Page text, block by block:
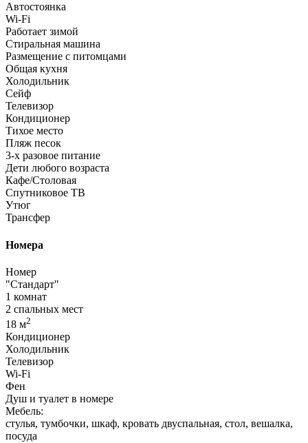
Автостоянка
Wi-Fi
Работает зимой
Стиральная машина
Размещение с питомцами
Общая кухня
Холодильник
Сейф
Телевизор
Кондиционер
Тихое место
Пляж песок
3-х разовое питание
Дети любого возраста
Кафе/Столовая
Спутниковое ТВ
Утюг
Трансфер
Номера
Номер
"Стандарт"
1 комнат
2 спальных мест
18 м2
Кондиционер
Холодильник
Телевизор
Wi-Fi
Фен
Душ и туалет в номере
Мебель:
стулья, тумбочки, шкаф, кровать двуспальная, стол, вешалка,
посуда